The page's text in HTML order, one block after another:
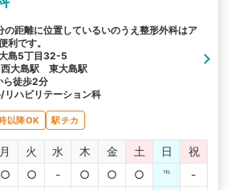
の距離に位置しているいのうえ整形外科はア
利です。
島5丁目32-5
大島駅 東大島駅
ら徒歩2分
リハビリテーション科
以降OK 駅チカ
月 火 水 木 金 土 日
祝
○ ○ - ○ ○ ○ ℡
-